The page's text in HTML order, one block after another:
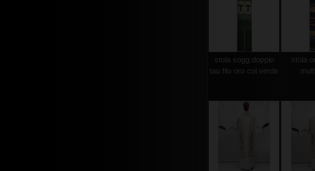
stola sogg.doppio
tau filo oro col.verde
stola